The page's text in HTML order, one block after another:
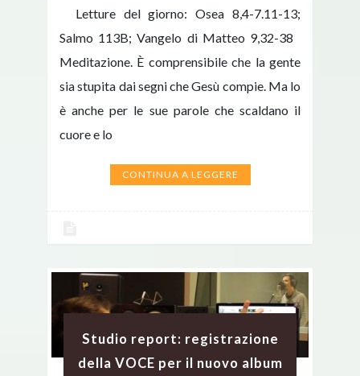
Letture del giorno: Osea 8,4-7.11-13;
Salmo 113B; Vangelo di Matteo 9,32-38
Meditazione. È comprensibile che la gente
sia stupita dai segni che Gesù compie. Ma lo
è anche per le sue parole che scaldano il
cuore e lo
CONTINUA A LEGGERE
Studio report: registrazione
della VOCE per il nuovo album